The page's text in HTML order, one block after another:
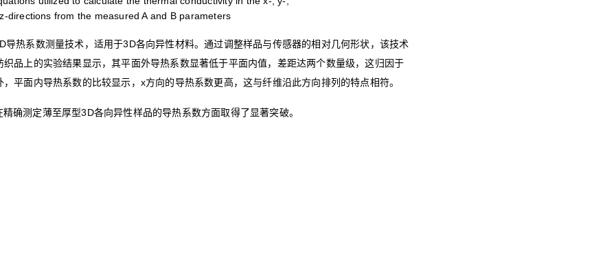
导热系数测量技术，适用于3D各向异性材料。通过调整样品与传感器的相对几何形状，该技术
品上的实验结果显示，其平面外导热系数显著低于平面内值，差距达两个数量级，这归因于
平面内导热系数的比较显示，x方向的导热系数更高，这与纤维沿此方向排列的特点相符。
确测定薄至厚型3D各向异性样品的导热系数方面取得了显著突破。